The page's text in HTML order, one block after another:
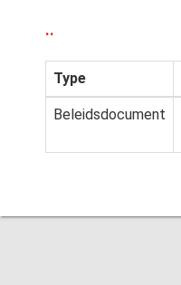
..
Type
Beleidsdocument